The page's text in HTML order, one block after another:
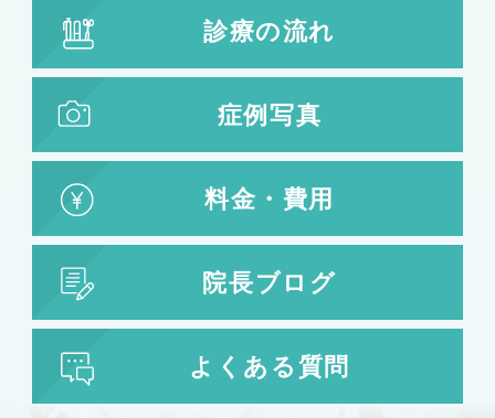
診療の流れ
症例写真
料金・費用
院長ブログ
よくある質問